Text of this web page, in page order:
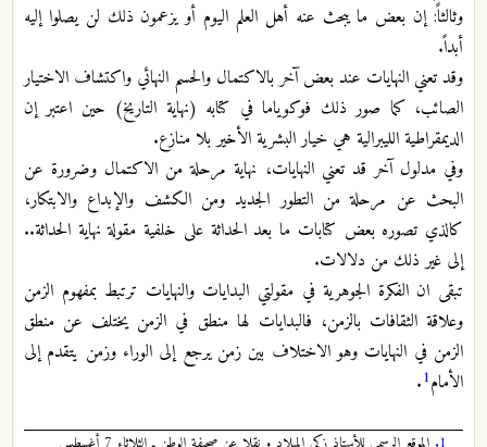
وثالثاً: إن بعض ما يبحث عنه أهل العلم اليوم أو يزعمون ذلك لن يصلوا إليه
أبداً.
وقد تعني النهايات عند بعض آخر بالاكتمال والحسم النهائي واكتشاف الاختيار
الصائب، كما صور ذلك فوكوياما في كتابه (نهاية التاريخ) حين اعتبر إن
الديمقراطية الليبرالية هي خيار البشرية الأخير بلا منازع.
وفي مدلول آخر قد تعني النهايات، نهاية مرحلة من الاكتمال وضرورة عن
البحث عن مرحلة من التطور الجديد ومن الكشف والإبداع والابتكار،
كالذي تصوره بعض كتابات ما بعد الحداثة على خلفية مقولة نهاية الحداثة..
إلى غير ذلك من دلالات.
تبقى ان الفكرة الجوهرية في مقولتي البدايات والنهايات ترتبط بمفهوم الزمن
وعلاقة الثقافات بالزمن، فالبدايات لها منطق في الزمن يختلف عن منطق
الزمن في النهايات وهو الاختلاف بين زمن يرجع إلى الوراء وزمن يتقدم إلى
الأمام1
.